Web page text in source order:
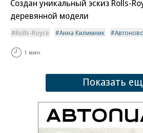
Создан уникальный эскиз Rolls-
деревянной модели
Rolls-Royce Анна Килимник
1 мин.
Показать